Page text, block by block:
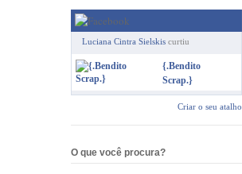
Luciana Cintra Sielskis curtiu
{.Bendito
Scrap.}
Criar o seu atalho
O que você procura?